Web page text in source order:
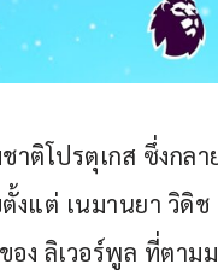
าติโปรตุเกส ซึ่งกล
งแต่ เนมานยา วิดิ
อง ลิเวอร์พูล ที่ตาม